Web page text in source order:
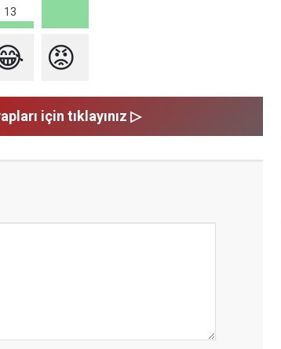
13
😡
için tıklayınız ▷